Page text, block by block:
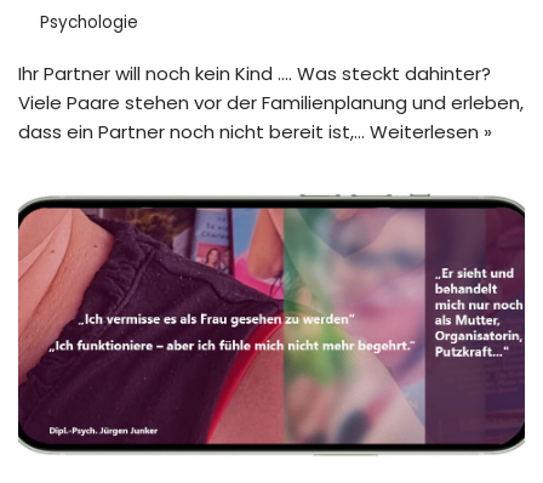
Psychologie
Ihr Partner will noch kein Kind …. Was steckt dahinter?
Viele Paare stehen vor der Familienplanung und erleben,
dass ein Partner noch nicht bereit ist,… Weiterlesen »